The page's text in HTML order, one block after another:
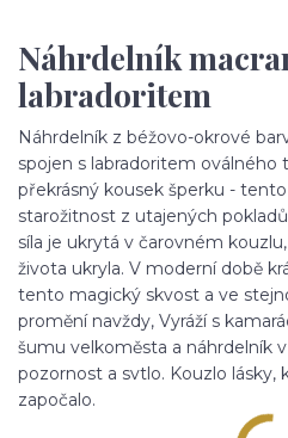
Náhrdelník
labradoritem
Náhrdelník z béžovo-okrové
spojen s labradoritem oválného
překrásný kousek šperku -
starožitnost z utajených
síla je ukrytá v čarovném
života ukryla. V moderní době
tento magický skvost a ve
promění navždy, Vyráží s
šumu velkoměsta a náhrdelník
pozornost a svtlo. Kouzlo lásky,
započalo.